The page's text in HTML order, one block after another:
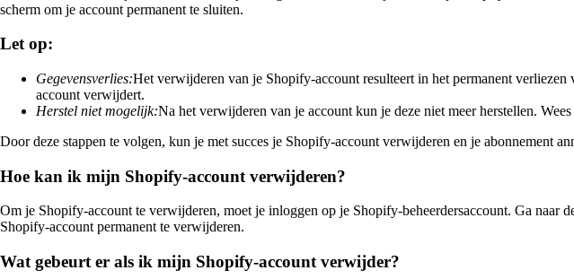
scherm om je account permanent te sluiten.
Let op:
Gegevensverlies:Het verwijderen van je Shopify-account resulteert in het permanent
account verwijdert.
Herstel niet mogelijk:Na het verwijderen van je account kun je deze niet meer herstellen.
Door deze stappen te volgen, kun je met succes je Shopify-account verwijderen en je abonnement
Hoe kan ik mijn Shopify-account verwijderen?
Om je Shopify-account te verwijderen, moet je inloggen op je Shopify-beheerdersaccount. Ga
Shopify-account permanent te verwijderen.
Wat gebeurt er als ik mijn Shopify-account verwijder?